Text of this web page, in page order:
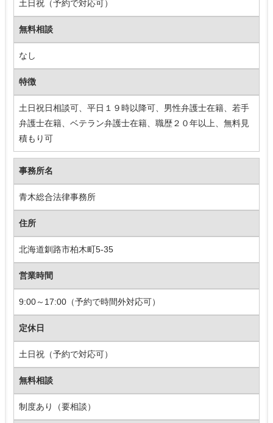
土日祝（予約で対応可）
無料相談
なし
特徴
土日祝日相談可、平日１９時以降可、男性弁護士在籍、若手
弁護士在籍、ベテラン弁護士在籍、職歴２０年以上、無料見
積もり可
事務所名
青木総合法律事務所
住所
北海道釧路市柏木町5-35
営業時間
9:00～17:00（予約で時間外対応可）
定休日
土日祝（予約で対応可）
無料相談
制度あり（要相談）